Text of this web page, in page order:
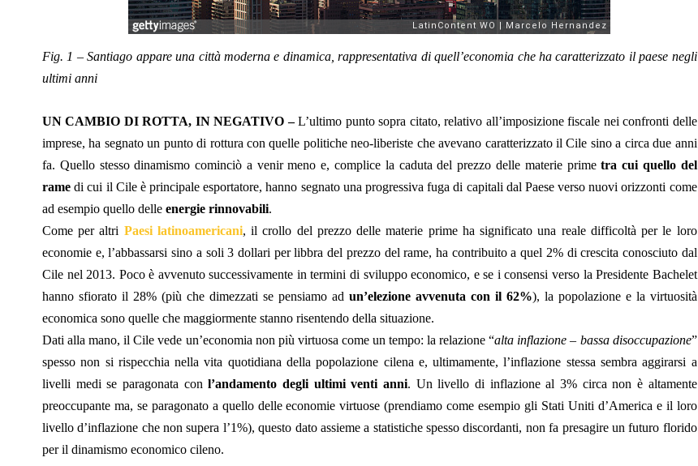
Fig. 1 – Santiago appare una città moderna e dinamica, rappresentativa di quell’economia che ha caratterizzato il paese negli
ultimi anni
UN CAMBIO DI ROTTA, IN NEGATIVO – L’ultimo punto sopra citato, relativo all’imposizione fiscale nei confronti delle
imprese, ha segnato un punto di rottura con quelle politiche neo-liberiste che avevano caratterizzato il Cile sino a circa due anni
fa. Quello stesso dinamismo cominciò a venir meno e, complice la caduta del prezzo delle materie primetra cui quello del
rame di cui il Cile è principale esportatore, hanno segnato una progressiva fuga di capitali dal Paese verso nuovi orizzonti come
ad esempio quello delle energie rinnovabili.
Come per altri Paesi latinoamericani, il crollo del prezzo delle materie prime ha significato una reale difficoltà per le loro
economie e, l’abbassarsi sino a soli 3 dollari per libbra del prezzo del rame, ha contribuito a quel 2% di crescita conosciuto dal
Cile nel 2013. Poco è avvenuto successivamente in termini di sviluppo economico, e se i consensi verso la Presidente Bachelet
hanno sfiorato il 28% (più che dimezzati se pensiamo ad un’elezione avvenuta con il 62%), la popolazione e la virtuosità
economica sono quelle che maggiormente stanno risentendo della situazione.
Dati alla mano, il Cile vede un’economia non più virtuosa come un tempo: la relazione “alta inflazione – bassa disoccupazione”
spesso non si rispecchia nella vita quotidiana della popolazione cilena e, ultimamente, l’inflazione stessa sembra aggirarsi a
livelli medi se paragonata conl’andamento degli ultimi venti anni. Un livello di inflazione al 3% circa non è altamente
preoccupante ma, se paragonato a quello delle economie virtuose (prendiamo come esempio gli Stati Uniti d’America e il loro
livello d’inflazione che non supera l’1%), questo dato assieme a statistiche spesso discordanti, non fa presagire un futuro florido
per il dinamismo economico cileno.